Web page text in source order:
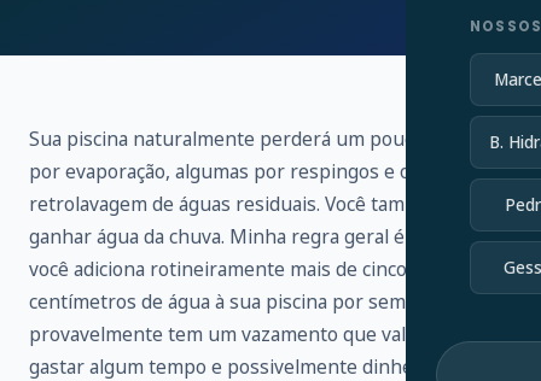
B.
Sua piscina naturalmente perderá um pouco de água
por evaporação, algumas por respingos e outras por
retrolavagem de águas residuais. Você também vai
ganhar água da chuva. Minha regra geral é que, se
você adiciona rotineiramente mais de cinco
centímetros de água à sua piscina por semana,
provavelmente tem um vazamento que vale a pena
gastar algum tempo e possivelmente dinheiro para